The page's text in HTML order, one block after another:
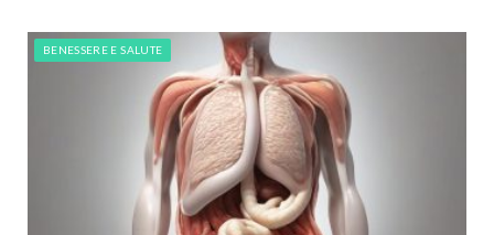
BENESSERE E SALUTE